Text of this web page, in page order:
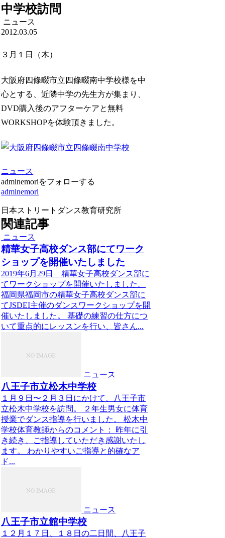
中学校訪問
ニュース
2012.03.05
３月１日（木）
大阪府四條畷市立四條畷南中学校様を中
心とする、近隣中学の先生方が集まり、
DVD購入後のアフターケアと無料
WORKSHOPを体験頂きました。
ニュース
adminemoriをフォローする
adminemori
日本ストリートダンス教育研究所
関連記事
ニュース
精華女子高校ダンス部にてワーク
ショップを開催いたしました
2019年6月29日 精華女子高校ダンス部に
てワークショップを開催いたしました。
福岡県福岡市の精華女子高校ダンス部に
てJSDEI主催のダンスワークショップを開
催いたしました。 基礎の練習の仕方につ
いて重点的にレッスンを行い、皆さん...
ニュース
八王子市立松木中学校
１月９日〜２月３日にかけて、八王子市
立松木中学校を訪問。 ２年生男女に体育
授業でダンス指導を行いました。 松木中
学校体育教師からのコメント： 昨年に引
き続き、ご指導していただき感謝いたし
ます。 わかりやすいご指導と的確なア
ド...
ニュース
八王子市立館中学校
１２月１７日、１８日の二日間、八王子